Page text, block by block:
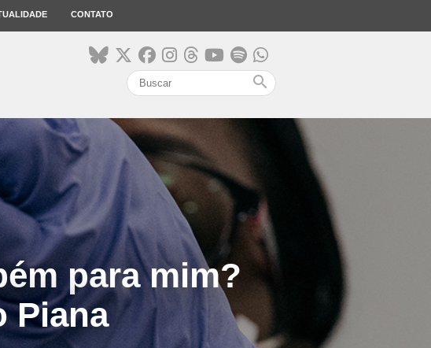
CONTATO
search
para mim?
Piana